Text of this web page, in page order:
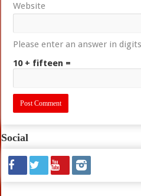
Website
Please enter an answer in
10 + fifteen =
Social